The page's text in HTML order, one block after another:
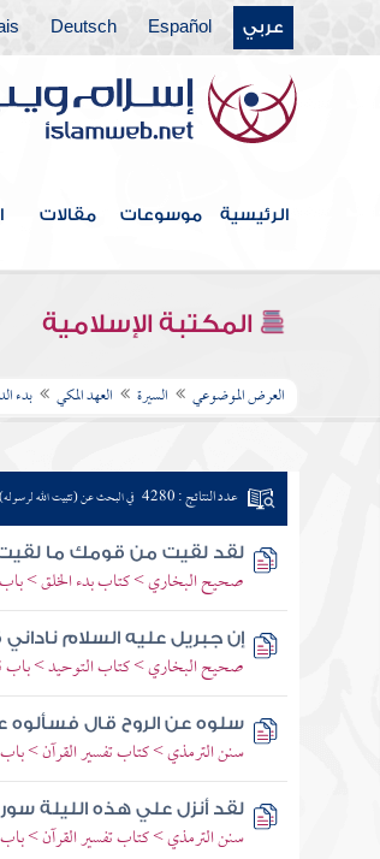
عربي Español
Deutsch
الرئيسية موسوعات مقالات
المكتبة الإسلامية
العرض الموضوعي السيرة العهد المكي بدء
عدد النتائج : 4280 في البحث عن (تثبيت الله لرسوله)
لقد لقيت من قومك ما
صحيح البخاري > كتاب بدء الخلق > باب
إن جبريل عليه السلام
صحيح البخاري > كتاب التوحيد > باب
سلوه عن الروح قال فسألوه
سنن الترمذي > كتاب تفسير القرآن >
لقد أنزل علي هذه الليلة
سنن الترمذي > كتاب تفسير القرآن >